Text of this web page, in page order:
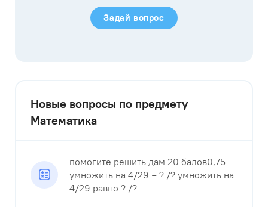
Задай вопрос
Новые вопросы по предмету
Математика
помогите решить дам 20 балов0,75
умножить на 4/29 = ? /? умножить на
4/29 равно ? /?